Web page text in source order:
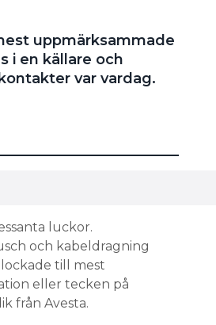
uppmärksammade
i en källare och
var vardag.
luckor.
och kabeldragning
till mest
eller tecken på
från Avesta.